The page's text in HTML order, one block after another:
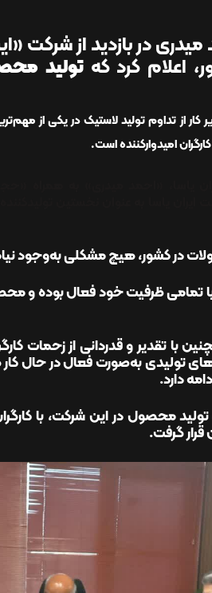
در بازدید از شرکت
اعلام کرد کهتولید
از تداوم تولید لاستیک در یکی از
امیدوارکننده است.
در کشور، هیچ‌ مشکلی به‌وجود
تمامی ظرفیت خود فعال بوده و
با تقدیر و قدردانی از زحمات
تولیدی به‌صورت فعال در
دارد.
محصول در این شرکت، با
گرفت.